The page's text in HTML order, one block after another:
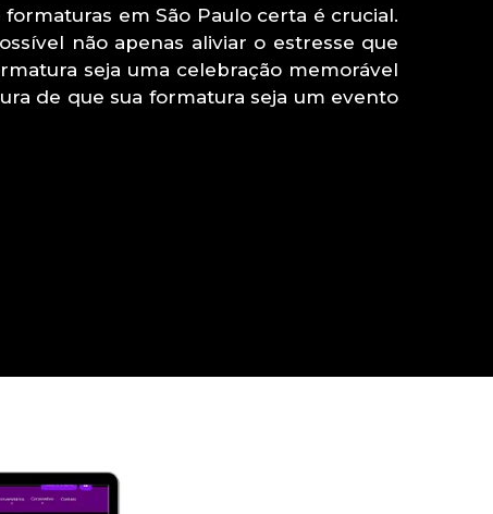
em São Paulo certa é crucial.
não apenas aliviar o estresse que
seja uma celebração memorável
de que sua formatura seja um evento